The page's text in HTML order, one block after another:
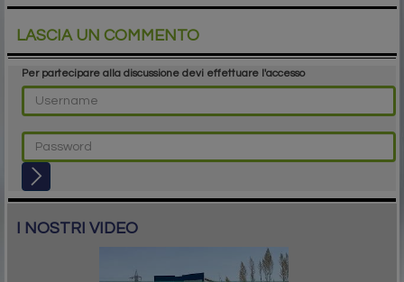
LASCIA UN COMMENTO
Per partecipare alla discussione devi effettuare l'accesso
I NOSTRI VIDEO